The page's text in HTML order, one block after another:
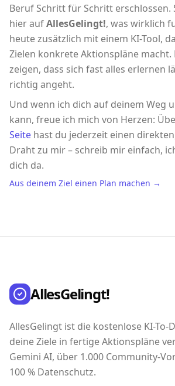
Beruf Schritt für Schritt erschlossen.
hier aufAllesGelingt!, was wirklich
heute zusätzlich mit einem KI-Tool,
Zielen konkrete Aktionspläne macht.
zeigen, dass sich fast alles erlernen
richtig angeht.
Und wenn ich dich auf deinem Weg
kann, freue ich mich von Herzen:
Seite hast du jederzeit einen
Draht zu mir – schreib mir einfach,
dich da.
Aus deinem Ziel einen Plan machen →
AllesGelingt!
AllesGelingt ist die kostenlose KI-To-
deine Ziele in fertige Aktionspläne
Gemini AI, über 1.000 Community-
100 % Datenschutz.